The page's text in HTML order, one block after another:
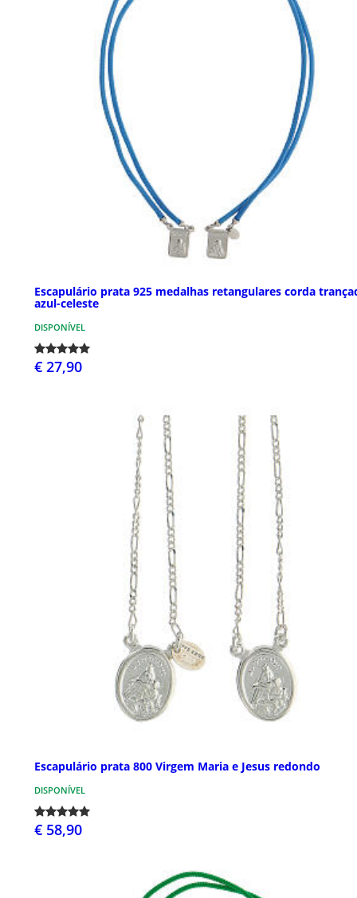
Escapulário prata 925 medalhas retangulares corda
azul-celeste
DISPONÍVEL
€ 27,90
Escapulário prata 800 Virgem Maria e Jesus redondo
DISPONÍVEL
€ 58,90